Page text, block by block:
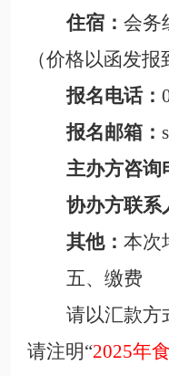
住宿： 会务
（价格以函发报
报名电话：
报名邮箱：
主办方咨询
协办方联系
其他： 本次
五、缴费
请以汇款方
请注明“2025年